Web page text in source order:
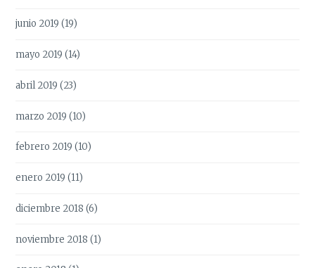
junio 2019 (19)
mayo 2019 (14)
abril 2019 (23)
marzo 2019 (10)
febrero 2019 (10)
enero 2019 (11)
diciembre 2018 (6)
noviembre 2018 (1)